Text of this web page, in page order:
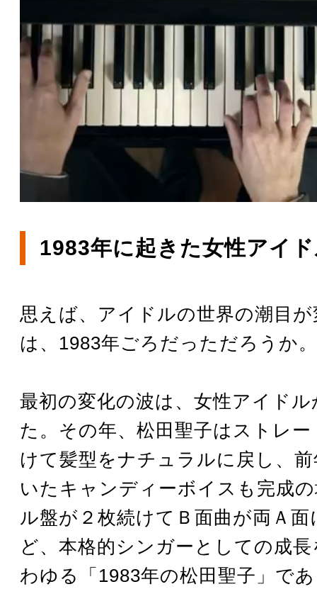
1983年に起きた女性アイ
思えば、アイドルの世界の潮目
は、1983年ごろだっただろうか。
最初の変化の波は、女性アイド
た。その年、松田聖子はストレ
けて髪型をナチュラルに戻し、
いたキャンディーボイスも完成
ル盤が２枚続けてＢ面曲が両Ａ
ど、本格的シンガーとしての成
わゆる「1983年の松田聖子」で